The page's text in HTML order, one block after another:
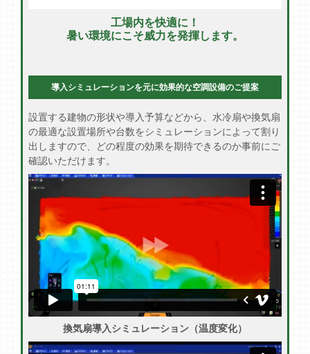
工場内を快適に！
暑い環境にこそ威力を発揮します。
導入シミュレーションを元に効果的な空調設備のご提案
設置する建物の形状や導入予算などから、水冷扇や換気扇
の最適な設置場所や台数をシミュレーションによって割り
出しますので、どの程度の効果を期待できるのか事前にご
確認いただけます。
換気扇導入シミュレーション（温度変化）